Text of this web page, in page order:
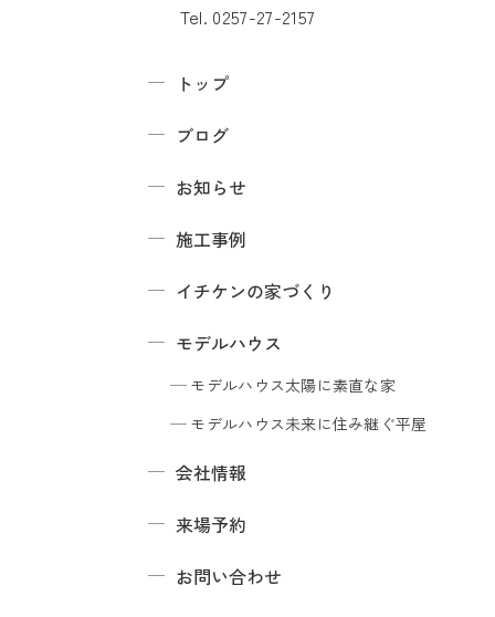
Tel. 0257-27-2157
トップ
ブログ
お知らせ
施工事例
イチケンの家づくり
モデルハウス
モデルハウス太陽に素直な家
モデルハウス未来に住み継ぐ平屋
会社情報
来場予約
お問い合わせ